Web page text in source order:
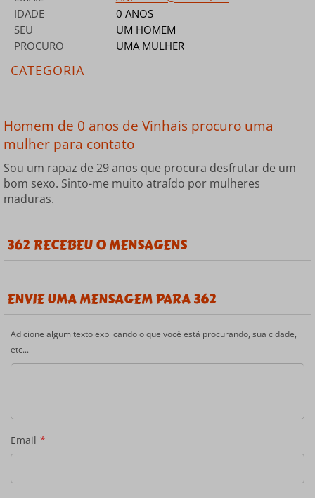
IDADE
0 ANOS
SEU
UM HOMEM
PROCURO
UMA MULHER
CATEGORIA
Homem de 0 anos de Vinhais procuro uma
mulher para contato
Sou um rapaz de 29 anos que procura desfrutar de um
bom sexo. Sinto-me muito atraído por mulheres
maduras.
362 RECEBEU 0 MENSAGENS
ENVIE UMA MENSAGEM PARA 362
Adicione algum texto explicando o que você está procurando, sua cidade,
etc...
Email *